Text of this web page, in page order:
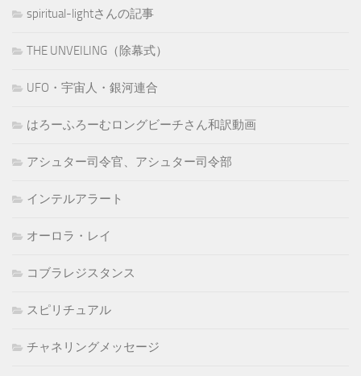
spiritual-lightさんの記事
THE UNVEILING（除幕式）
UFO・宇宙人・銀河連合
はろーふろーむロングビーチさん和訳動画
アシュター司令官、アシュター司令部
インテルアラート
オーロラ・レイ
コブラレジスタンス
スピリチュアル
チャネリングメッセージ